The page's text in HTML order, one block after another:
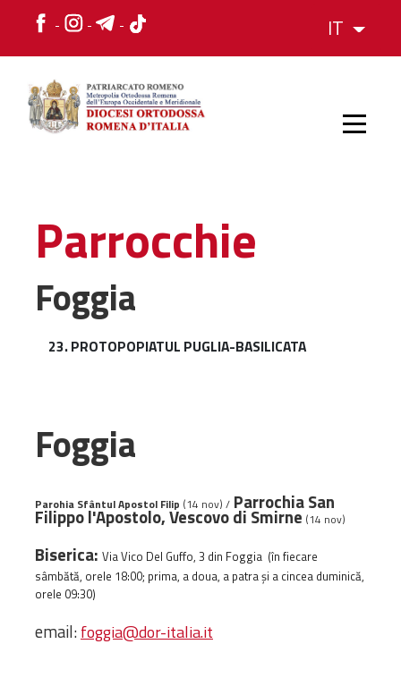
IT
STORIA
chiese e
monumenti
Associazioni e
Centri
Parrocchie
Foggia
23. PROTOPOPIATUL PUGLIA-BASILICATA
Foggia
Parohia Sfântul Apostol Filip (14 nov) / Parrochia San
Filippo l'Apostolo, Vescovo di Smirne (14 nov)
Biserica: Via Vico Del Guffo, 3 din Foggia (în fiecare
sâmbătă, orele 18:00; prima, a doua, a patra și a cincea duminică,
orele 09:30)
email:foggia@dor-italia.it